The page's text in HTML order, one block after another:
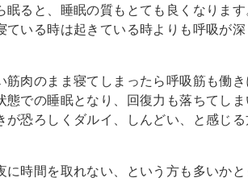
眠ると、睡眠の質もとても良くなります
ている時は起きている時よりも呼吸が深
筋肉のまま寝てしまったら呼吸筋も働
態での睡眠となり、回復力も落ちてしま
が恐ろしくダルイ、しんどい、と感じ
に時間を取れない、という方も多いか